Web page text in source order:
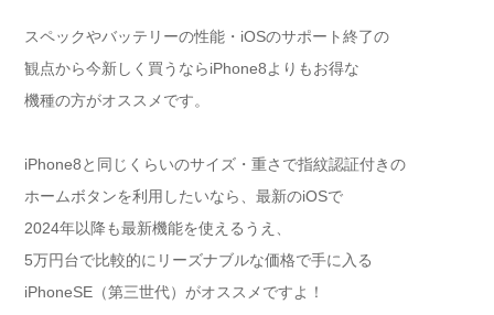
スペックやバッテリーの性能・iOSのサポート終了の
観点から今新しく買うならiPhone8よりもお得な
機種の方がオススメです。
iPhone8と同じくらいのサイズ・重さで指紋認証付きの
ホームボタンを利用したいなら、最新のiOSで
2024年以降も最新機能を使えるうえ、
5万円台で比較的にリーズナブルな価格で手に入る
iPhoneSE（第三世代）がオススメですよ！